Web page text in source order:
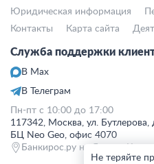
Юридическая информация
Контакты
Карта сайта
Служба поддержки
В Max
В Телеграм
Пн-пт с 10:00 до 17:00
117342, Москва, ул. Бутлерова,
БЦ Neo Geo, офис 4070
Банкирос.ру на Яндекс.Картах
Не теряйте